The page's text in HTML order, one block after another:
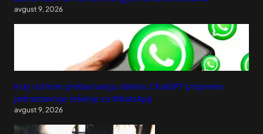
avgust 9, 2026
Kraj ručnom prebacivanju stikera: ChatGPT priprema
jednostavnije rešenje za WhatsApp
avgust 9, 2026